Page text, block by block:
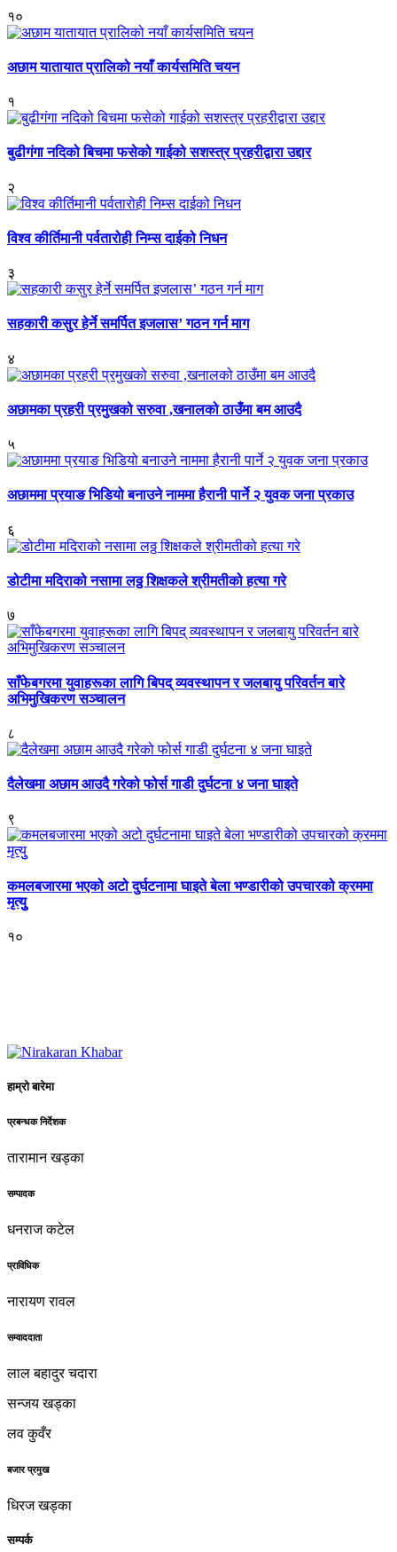
१०
अछाम यातायात प्रालिको नयाँ कार्यसमिति चयन
१
बुढीगंगा नदिको बिचमा फसेको गाईको सशस्त्र प्रहरीद्वारा उद्दार
२
विश्व कीर्तिमानी पर्वतारोही निम्स दाईको निधन
३
सहकारी कसुर हेर्ने समर्पित इजलास’ गठन गर्न माग
४
अछामका प्रहरी प्रमुखको सरुवा ,खनालको ठाउँमा बम आउदै
५
अछाममा प्रयाङ भिडियो बनाउने नाममा हैरानी पार्ने २ युवक जना प्रकाउ
६
डोटीमा मदिराको नसामा लठ्ठ शिक्षकले श्रीमतीको हत्या गरे
७
साँफेबगरमा युवाहरूका लागि बिपद् व्यवस्थापन र जलबायु परिवर्तन बारे
अभिमुखिकरण सञ्चालन
८
दैलेखमा अछाम आउदै गरेको फोर्स गाडी दुर्घटना ४ जना घाइते
९
कमलबजारमा भएको अटो दुर्घटनामा घाइते बेला भण्डारीको उपचारको क्रममा
मृत्युु
१०
हाम्रो बारेमा
प्रबन्धक निर्देशक
तारामान खड्का
सम्पादक
धनराज कटेल
प्राविधिक
नारायण रावल
सम्वाददाता
लाल बहादुर चदारा
सन्जय खड्का
लव कुवँर
बजार प्रमुख
धिरज खड्का
सम्पर्क